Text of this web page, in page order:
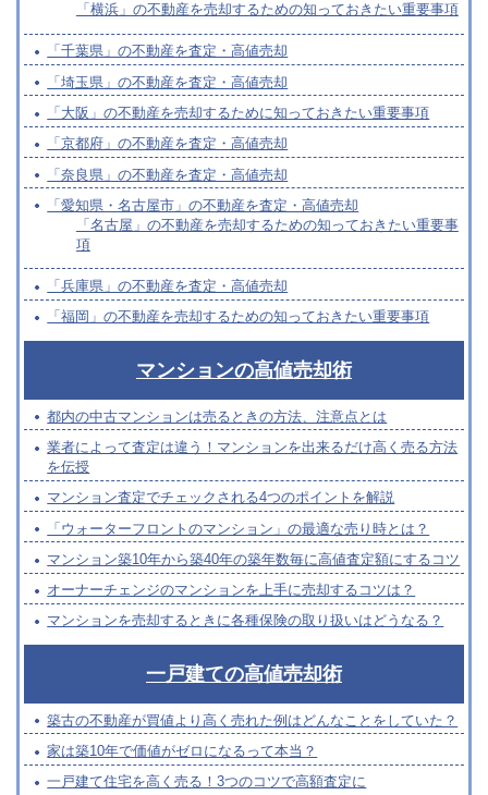
「横浜」の不動産を売却するための知っておきたい重要事項
「千葉県」の不動産を査定・高値売却
「埼玉県」の不動産を査定・高値売却
「大阪」の不動産を売却するために知っておきたい重要事項
「京都府」の不動産を査定・高値売却
「奈良県」の不動産を査定・高値売却
「愛知県・名古屋市」の不動産を査定・高値売却
「名古屋」の不動産を売却するための知っておきたい重要事
項
「兵庫県」の不動産を査定・高値売却
「福岡」の不動産を売却するための知っておきたい重要事項
マンションの高値売却術
都内の中古マンションは売るときの方法、注意点とは
業者によって査定は違う！マンションを出来るだけ高く売る方法
を伝授
マンション査定でチェックされる4つのポイントを解説
「ウォーターフロントのマンション」の最適な売り時とは？
マンション築10年から築40年の築年数毎に高値査定額にするコツ
オーナーチェンジのマンションを上手に売却するコツは？
マンションを売却するときに各種保険の取り扱いはどうなる？
一戸建ての高値売却術
築古の不動産が買値より高く売れた例はどんなことをしていた？
家は築10年で価値がゼロになるって本当？
一戸建て住宅を高く売る！3つのコツで高額査定に